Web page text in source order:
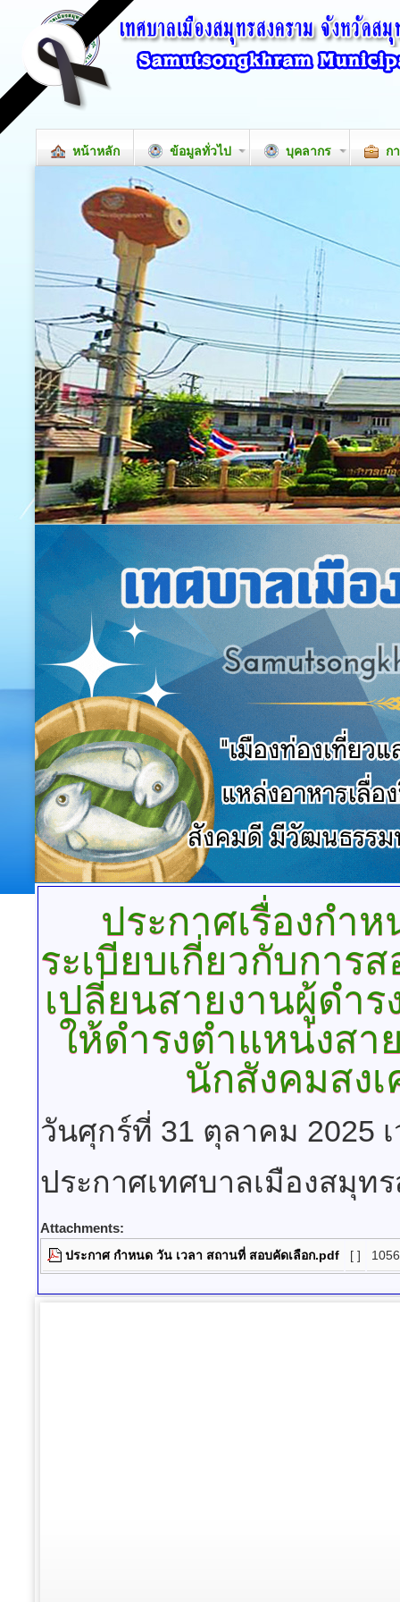
หน้าหลัก ข้อมูลทั่วไป บุคลากร ก
ประกาศเรื่องกำ
ระเบียบเกี่ยวกับการ
เปลี่ยนสายงานผู้ดำ
ให้ดำรงตำแหน่งสา
นักสังคมสง
วันศุกร์ที่ 31 ตุลาคม 2025
ประกาศเทศบาลเมืองสมุท
Attachments:
ประกาศ กำหนด วัน เวลา สถานที่ สอบคัดเลือก.pdf [ ]